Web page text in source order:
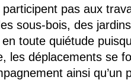
pas aux
sous-bois, des
toute quiétude
les déplacements se
ainsi qu’un